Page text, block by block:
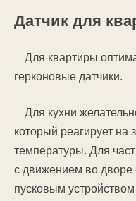
Датчик для
Для квартиры
герконовые датчики.
Для кухни
который реагирует
температуры. Для
с движением во
пусковым